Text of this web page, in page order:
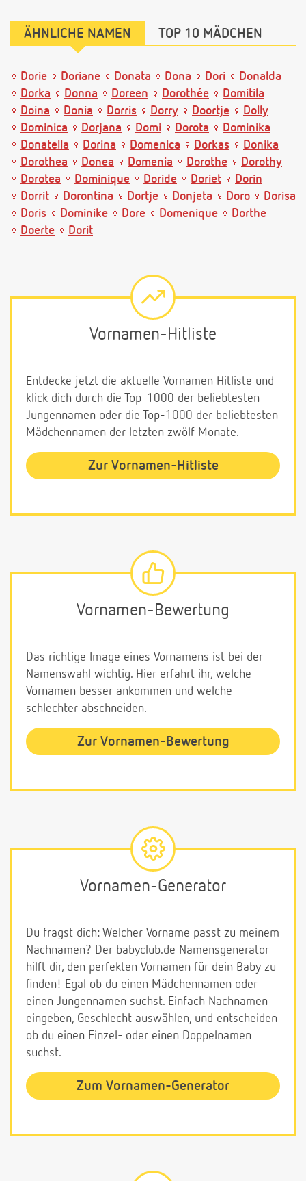
ÄHNLICHE NAMEN TOP 10 MÄDCHEN
Dorie Doriane Donata Dona Dori
Donalda
Dorka
Donna Doreen Dorothée
Domitila
Doina
Donia Dorris Dorry Doortje
Dolly
Dominica
Dorjana Domi Dorota
Dominika
Donatella
Dorina Domenica Dorkas
Donika
Dorothea
Donea Domenia Dorothe
Dorothy
Dorotea
Dominique Doride Doriet
Dorin
Dorrit
Dorontina Dortje Donjeta Doro
Dorisa
Doris
Dominike Dore Domenique
Dorthe
Doerte
Dorit
Vornamen-Hitliste
Entdecke jetzt die aktuelle Vornamen Hitliste und
klick dich durch die Top-1000 der beliebtesten
Jungennamen oder die Top-1000 der beliebtesten
Mädchennamen der letzten zwölf Monate.
Zur Vornamen-Hitliste
Vornamen-Bewertung
Das richtige Image eines Vornamens ist bei der
Namenswahl wichtig. Hier erfahrt ihr, welche
Vornamen besser ankommen und welche
schlechter abschneiden.
Zur Vornamen-Bewertung
Vornamen-Generator
Du fragst dich: Welcher Vorname passt zu meinem
Nachnamen? Der babyclub.de Namensgenerator
hilft dir, den perfekten Vornamen für dein Baby zu
finden! Egal ob du einen Mädchennamen oder
einen Jungennamen suchst. Einfach Nachnamen
eingeben, Geschlecht auswählen, und entscheiden
ob du einen Einzel- oder einen Doppelnamen
suchst.
Zum Vornamen-Generator